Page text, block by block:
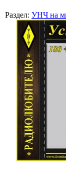
Раздел: УНЧ на